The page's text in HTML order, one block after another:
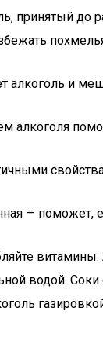
принятый до
алкоголь и
алкоголя
— поможет,
водой.